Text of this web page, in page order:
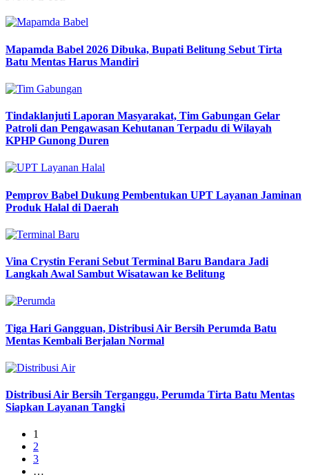
Mapamda Babel 2026 Dibuka, Bupati Belitung Sebut Tirta
Batu Mentas Harus Mandiri
Tindaklanjuti Laporan Masyarakat, Tim Gabungan Gelar
Patroli dan Pengawasan Kehutanan Terpadu di Wilayah
KPHP Gunong Duren
Pemprov Babel Dukung Pembentukan UPT Layanan Jaminan
Produk Halal di Daerah
Vina Crystin Ferani Sebut Terminal Baru Bandara Jadi
Langkah Awal Sambut Wisatawan ke Belitung
Tiga Hari Gangguan, Distribusi Air Bersih Perumda Batu
Mentas Kembali Berjalan Normal
Distribusi Air Bersih Terganggu, Perumda Tirta Batu Mentas
Siapkan Layanan Tangki
1
2
3
…